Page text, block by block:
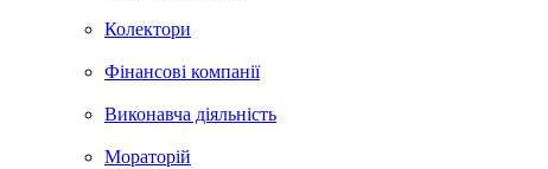
Колектори
Фінансові компанії
Виконавча діяльність
Мораторій